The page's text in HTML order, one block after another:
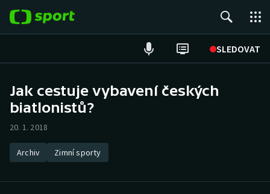
SLEDOVAT
Hokej
Atletika
Jak cestuje vybavení českých
biatlonistů?
20. 1. 2018
Archiv Zimní sporty